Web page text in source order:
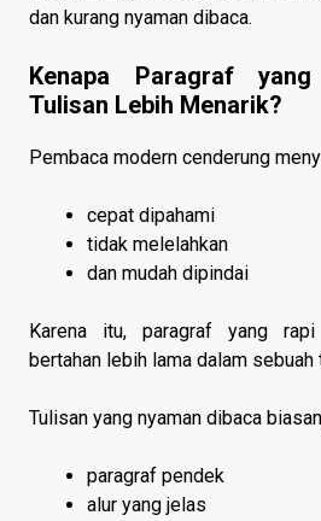
dan kurang nyaman dibaca.
Kenapa Paragraf
Tulisan Lebih Menarik?
Pembaca modern cenderung
cepat dipahami
tidak melelahkan
dan mudah dipindai
Karena itu, paragraf yang rapi
bertahan lebih lama dalam sebuah
Tulisan yang nyaman dibaca
paragraf pendek
alur yang jelas